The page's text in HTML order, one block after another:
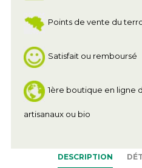
Points de vente du
Satisfait ou remboursé
1ère boutique en ligne
artisanaux ou bio
DESCRIPTION